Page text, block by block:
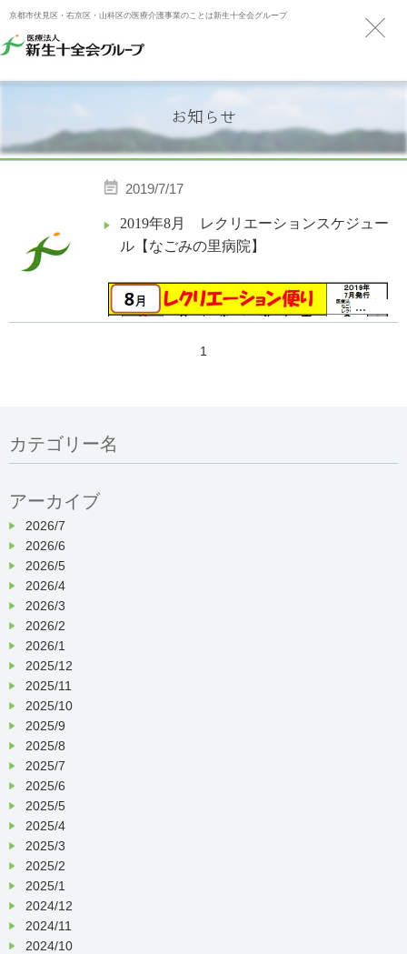
京都市伏見区・右京区・山科区の医療介護事業のことは新生十全会グループ
お知らせ
2019/7/17
2019年8月 レクリエーションスケジュー
ル【なごみの里病院】
...
1
カテゴリー名
アーカイブ
2026/7
2026/6
2026/5
2026/4
2026/3
2026/2
2026/1
2025/12
2025/11
2025/10
2025/9
2025/8
2025/7
2025/6
2025/5
2025/4
2025/3
2025/2
2025/1
2024/12
2024/11
2024/10